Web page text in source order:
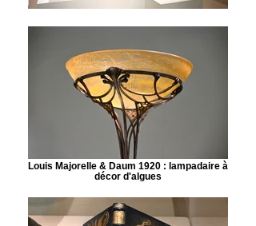
Louis Majorelle & Daum 1920 : lampadaire à
décor d'algues